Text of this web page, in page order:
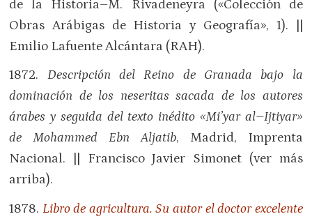
de la Historia–M. Rivadeneyra («Colección de
Obras Arábigas de Historia y Geografía», 1). ||
Emilio Lafuente Alcántara (RAH).
1872. Descripción del Reino de Granada bajo la
dominación de los neseritas sacada de los autores
árabes y seguida del texto inédito «Mi’yar al–Ijtiyar»
de Mohammed Ebn Aljatib, Madrid, Imprenta
Nacional. || Francisco Javier Simonet (ver más
arriba).
1878. Libro de agricultura. Su autor el doctor excelente